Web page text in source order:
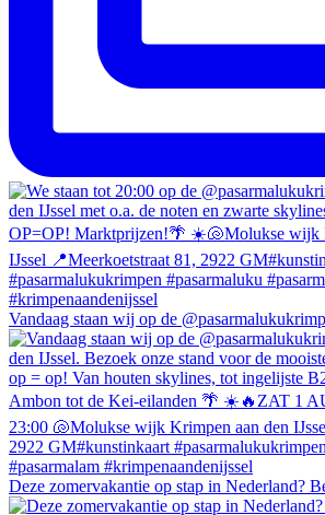
Vandaag staan wij op de
Deze zomervakantie op stap in Nederland?